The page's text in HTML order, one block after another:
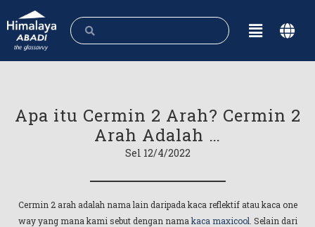
Apa itu Cermin 2 Arah? Cermin 2
Arah Adalah …
Sel 12/4/2022
Cermin 2 arah adalah nama lain daripada kaca reflektif atau kaca one
way yang mana kami sebut dengan nama kaca maxicool. Selain dari